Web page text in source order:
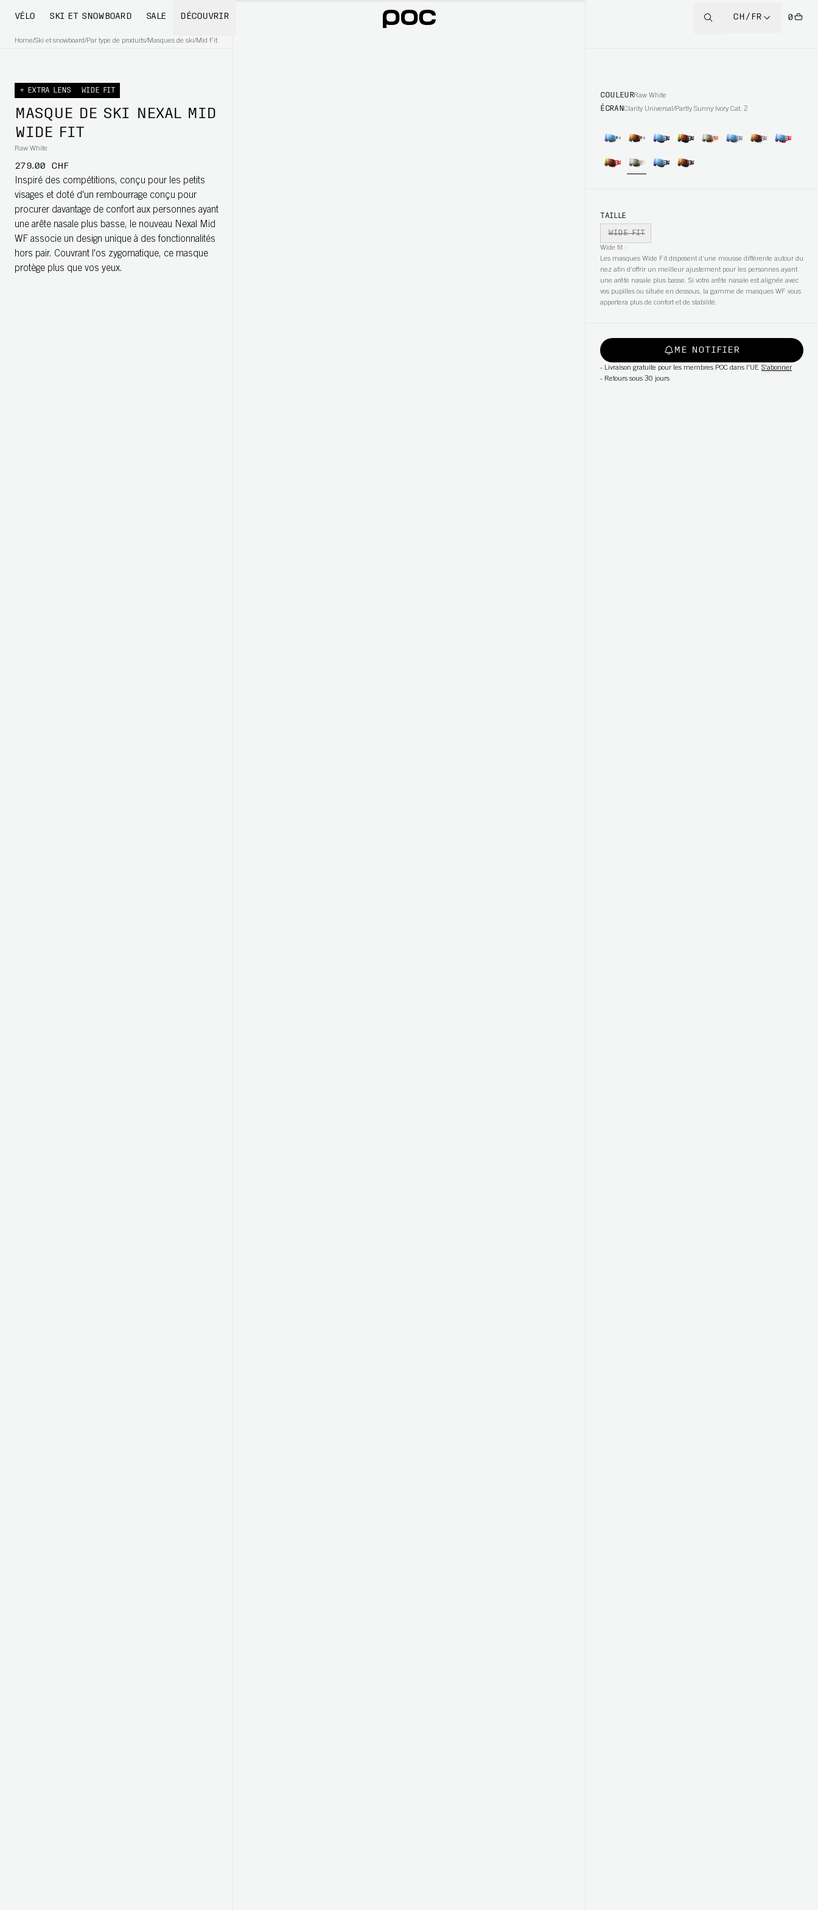
VÉLO SKI ET SNOWBOARD SALE DÉCOUVRIR CH/FR 0
Home/Ski et snowboard/Par type de produits/Masques de ski/Mid Fit
+ EXTRA LENS WIDE FIT
MASQUE DE SKI NEXAL MID
WIDE FIT
Raw White
279.00 CHF
Inspiré des compétitions, conçu pour les petits
visages et doté d'un rembourrage conçu pour
procurer davantage de confort aux personnes ayant
une arête nasale plus basse, le nouveau Nexal Mid
WF associe un design unique à des fonctionnalités
hors pair. Couvrant l'os zygomatique, ce masque
protège plus que vos yeux.
COULEURRaw White
ÉCRANClarity Universal/Partly Sunny Ivory Cat. 2
TAILLE
WIDE FIT
Wide fit :
Les masques Wide Fit disposent d’une mousse différente autour du
nez afin d’offrir un meilleur ajustement pour les personnes ayant
une arête nasale plus basse. Si votre arête nasale est alignée avec
vos pupilles ou située en dessous, la gamme de masques WF vous
apportera plus de confort et de stabilité.
ME NOTIFIER
- Livraison gratuite pour les membres POC dans l'UE S'abonner
- Retours sous 30 jours